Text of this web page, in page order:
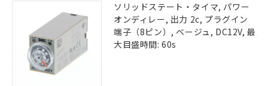
ソリッドステート・タイマ, パワー
オンディレー, 出力 2c, プラグイン
端子（8ピン）, ベージュ, DC12V, 最
大目盛時間: 60s